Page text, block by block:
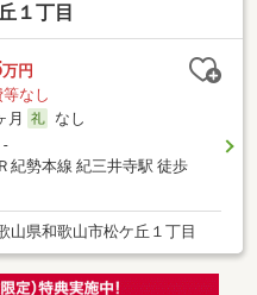
１丁目
万円
なし
月
なし
紀勢本線 紀三井寺駅 徒歩
山県和歌山市松ケ丘１丁目